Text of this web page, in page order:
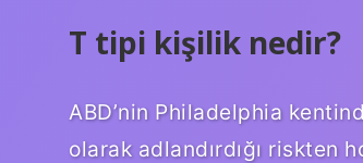
T tipi kişilik nedir?
ABD’nin Philadelphia
olarak adlandırdığı riskten